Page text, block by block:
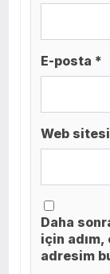
E-posta *
Web sitesi
Daha
için
adresim